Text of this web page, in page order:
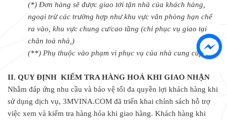
(*) Đơn hàng sẽ được giao tới tận nhà của khách hàng,
ngoại trừ các trường hợp như khu vực văn phòng hạn chế
ra vào, khu vực chung cư/cao tầng (chỉ phục vụ giao tại
chân toà nhà,)
(**) Phụ thuộc vào phạm vi phục vụ của nhà cung cấp.
II. QUY ĐỊNH KIỂM TRA HÀNG HOÁ KHI GIAO NHẬN
Nhằm đáp ứng nhu cầu và bảo vệ tối đa quyền lợi khách hàng khi
sử dụng dịch vụ, 3MVINA.COM đã triển khai chính sách hỗ trợ
việc xem và kiểm tra hàng hóa khi giao hàng. Khách hàng khi